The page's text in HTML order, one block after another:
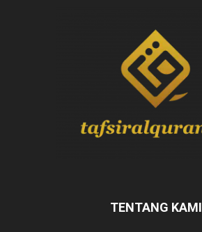
TENTANG KAMI